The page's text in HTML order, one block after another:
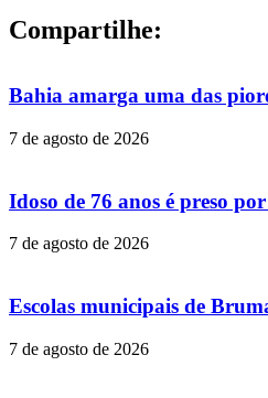
Compartilhe:
Bahia amarga uma das
7 de agosto de 2026
Idoso de 76 anos é preso
7 de agosto de 2026
Escolas municipais de
7 de agosto de 2026